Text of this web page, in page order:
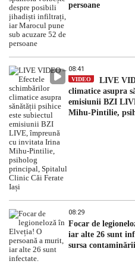
persoane
08:41
VIDEO
LIVE
climatice asupra
emisiunii BZI
Mihu-Pintilie,
08:29
Focar de
iar alte 26 sunt
sursa contaminării